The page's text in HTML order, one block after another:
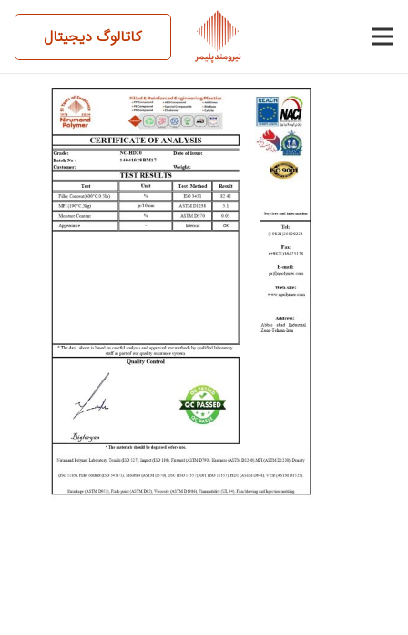
کاتالوگ دیجیتال
14041028BM17-HD20